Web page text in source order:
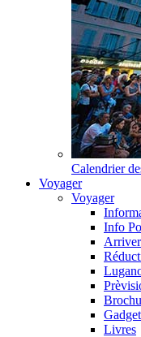
Calendrier
Voyager
Voyager
Info
Arriver
Gadget
Livres